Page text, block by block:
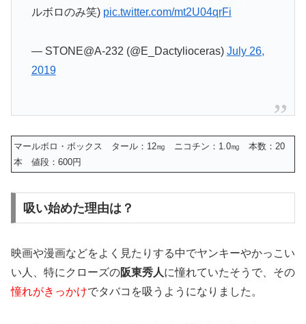
ルボロのみ笑) pic.twitter.com/mt2U04qrFi
— STONE@A-232 (@E_Dactylioceras) July 26,
2019
マールボロ・ボックス タール：12㎎ ニコチン：1.0㎎ 本数：20
本 値段：600円
吸い始めた理由は？
映画や漫画などをよく見たりする中でヤンキーやかっこい
い人、特に クローズの阪東秀人に憧れていたそうで、その
憧れがきっかけでタバコを吸うようになりました 。